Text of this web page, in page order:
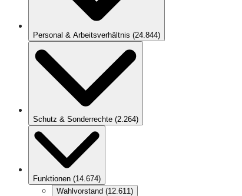
Personal & Arbeitsverhältnis (24.844)
Schutz & Sonderrechte (2.264)
Funktionen (14.674)
Wahlvorstand (12.611)